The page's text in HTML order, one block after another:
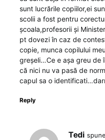
sunt lucrările copiilor,ei
scolii a fost pentru
școala,profesorii și
pt dovezi în caz de
copie, munca copilului
greșeli…Ce e așa greu de
că nici nu va pasă de
capul sa o
Reply
Tedi